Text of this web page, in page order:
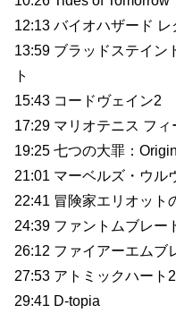
12:13 バイオハザード レ
13:59 ブラッドステイン
ト
15:43 コードヴェイン2
17:29 マリオテニス フィ
19:25 七つの大罪：Origin
21:01 マーベルズ・ウル
22:41 冒険家エリオット
24:39 ファントムブレー
26:12 ファイアーエムブ
27:53 アトミックハート2
29:41 D-topia